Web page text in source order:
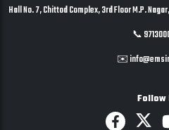
Hall No. 7, Chittod Complex, 3rd Floor M.P.
📞
✉️
Follow